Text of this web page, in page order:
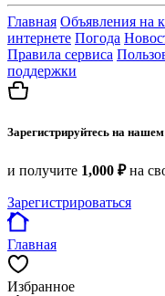
Главная Объявления на
интернете Погода
Правила сервиса
поддержки
Зарегистрируйтесь на нашем
и получите 1,000 ₽на
Зарегистрироваться
Главная
Избранное